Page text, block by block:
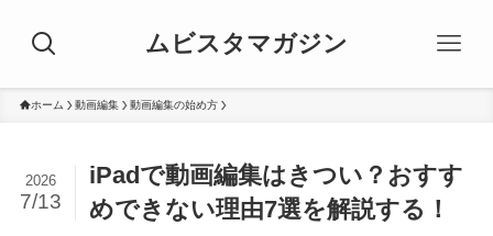
ムビスタマガジン
ホーム 動画編集 動画編集の始め方
iPadで動画編集はきつい？おすす
めできない理由7選を解説する！
2026
7/13